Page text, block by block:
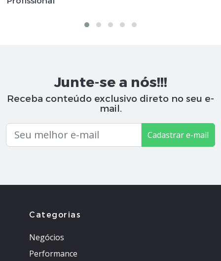
Junte-se a nós!!!
Receba conteúdo exclusivo direto no seu e-
mail.
Cadastrar e-mail
Categorias
Negócios
Performance